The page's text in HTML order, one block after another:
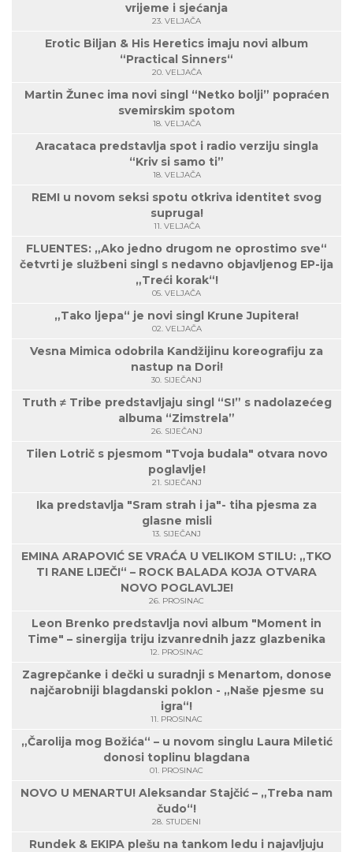
vrijeme i sjećanja
23. VELJAČA
Erotic Biljan & His Heretics imaju novi album
“Practical Sinners“
20. VELJAČA
Martin Žunec ima novi singl “Netko bolji” popraćen
svemirskim spotom
18. VELJAČA
Aracataca predstavlja spot i radio verziju singla
“Kriv si samo ti”
18. VELJAČA
REMI u novom seksi spotu otkriva identitet svog
supruga!
11. VELJAČA
FLUENTES: „Ako jedno drugom ne oprostimo sve“
četvrti je službeni singl s nedavno objavljenog EP-ija
„Treći korak“!
05. VELJAČA
„Tako ljepa“ je novi singl Krune Jupitera!
02. VELJAČA
Vesna Mimica odobrila Kandžijinu koreografiju za
nastup na Dori!
30. SIJEČANJ
Truth ≠ Tribe predstavljaju singl “S!” s nadolazećeg
albuma “Zimstrela”
26. SIJEČANJ
Tilen Lotrič s pjesmom "Tvoja budala" otvara novo
poglavlje!
21. SIJEČANJ
Ika predstavlja "Sram strah i ja"- tiha pjesma za
glasne misli
13. SIJEČANJ
EMINA ARAPOVIĆ SE VRAĆA U VELIKOM STILU: „TKO
TI RANE LIJEČI“ – ROCK BALADA KOJA OTVARA
NOVO POGLAVLJE!
26. PROSINAC
Leon Brenko predstavlja novi album "Moment in
Time" – sinergija triju izvanrednih jazz glazbenika
12. PROSINAC
Zagrepčanke i dečki u suradnji s Menartom, donose
najčarobniji blagdanski poklon - „Naše pjesme su
igra“!
11. PROSINAC
„Čarolija mog Božića“ – u novom singlu Laura Miletić
donosi toplinu blagdana
01. PROSINAC
NOVO U MENARTU! Aleksandar Stajčić – „Treba nam
čudo“!
28. STUDENI
Rundek & EKIPA plešu na tankom ledu i najavljuju